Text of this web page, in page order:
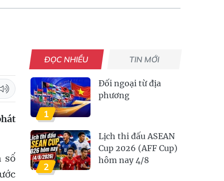
số
ĐỌC NHIỀU TIN MỚI
1
Đối ngoại từ địa
phương
2
Lịch thi đấu ASEAN
Cup 2026 (AFF Cup)
hôm nay 4/8